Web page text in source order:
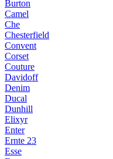
Burton
Camel
Che
Chesterfield
Convent
Corset
Couture
Davidoff
Denim
Ducal
Dunhill
Elixyr
Enter
Ernte 23
Esse